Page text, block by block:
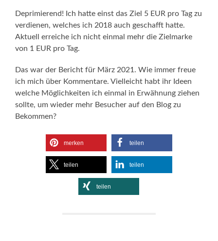
Deprimierend! Ich hatte einst das Ziel 5 EUR pro Tag zu
verdienen, welches ich 2018 auch geschafft hatte.
Aktuell erreiche ich nicht einmal mehr die Zielmarke
von 1 EUR pro Tag.
Das war der Bericht für März 2021. Wie immer freue
ich mich über Kommentare. Vielleicht habt ihr Ideen
welche Möglichkeiten ich einmal in Erwähnung ziehen
sollte, um wieder mehr Besucher auf den Blog zu
Bekommen?
merken teilen
teilen teilen
teilen